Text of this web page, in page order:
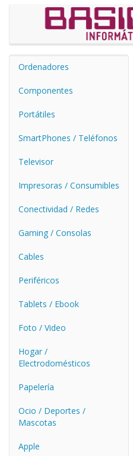
Ordenadores
Componentes
Portátiles
SmartPhones / Teléfonos
Televisor
Impresoras / Consumibles
Conectividad / Redes
Gaming / Consolas
Cables
Periféricos
Tablets / Ebook
Foto / Video
Hogar /
Electrodomésticos
Papelería
Ocio / Deportes /
Mascotas
Apple